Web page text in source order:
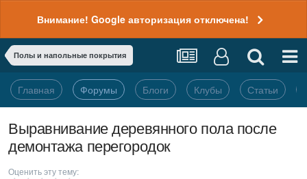
Внимание! Google авторизация отключена!
Полы и напольные покрытия
Главная Форумы Блоги Клубы Статьи
Выравнивание деревянного пола после
демонтажа перегородок
Оценить эту тему: